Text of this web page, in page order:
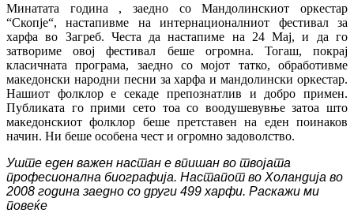
Минатата година , заедно со Мандолинскиот оркестар
“Скопје“, настапивме на интернационалниот фестивал за
харфа во Загреб. Честа да настапиме на 24 Мај, и да го
затвориме овој фестивал беше огромна. Тогаш, покрај
класичната програма, заедно со мојот татко, обработивме
македонски народни песни за харфа и мандолински оркестар.
Нашиот фолклор е секаде препознатлив и добро примен.
Публиката го прими сето тоа со воодушевувње затоа што
македонскиот фолклор беше претставен на еден поинаков
начин. Ни беше особена чест и огромно задоволство.
Уште еден важен настан е впишан во твојата
професионална биографија. Настапот во Холандија во
2008 година заедно со други 499 харфи. Раскажи ми
повеќе